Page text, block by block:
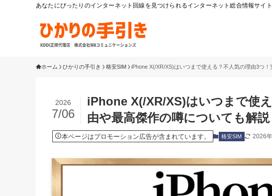
あなたにぴったりのインターネット回線を見つけられるインターネット総合情報サイ
ホーム ひかりの手引き 格安SIM iPhone X(/XR/XS)はいつまで使える？不人気の理由3つ
iPhone X(/XR/XS)はいつまで使
由や最高傑作の噂についても解説
2026
7/06
本ページはプロモーション広告が含まれています。 格安SIM 2026